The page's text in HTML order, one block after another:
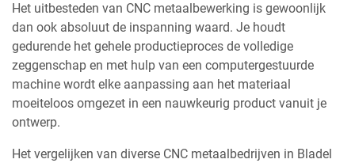
Het uitbesteden van CNC metaalbewerking is gewoonlijk
dan ook absoluut de inspanning waard. Je houdt
gedurende het gehele productieproces de volledige
zeggenschap en met hulp van een computergestuurde
machine wordt elke aanpassing aan het materiaal
moeiteloos omgezet in een nauwkeurig product vanuit je
ontwerp.
Het vergelijken van diverse CNC metaalbedrijven in Bladel